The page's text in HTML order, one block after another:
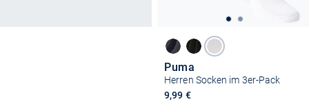
Puma
Herren Socken im 3er-Pack
9,99 €